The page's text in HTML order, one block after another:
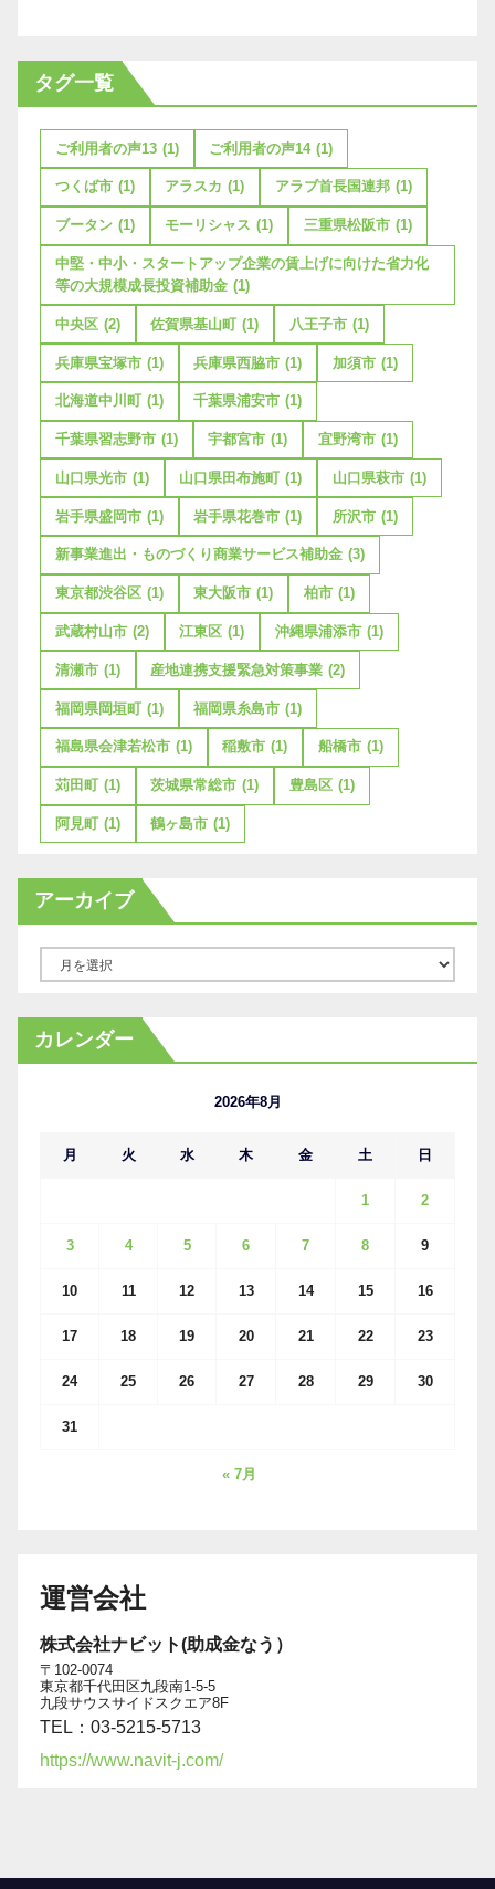
タグ一覧
ご利用者の声13 (1) ご利用者の声14 (1)
つくば市 (1) アラスカ (1) アラブ首長国連邦 (1)
ブータン (1) モーリシャス (1) 三重県松阪市 (1)
中堅・中小・スタートアップ企業の賃上げに向けた省力化
等の大規模成長投資補助金 (1)
中央区 (2) 佐賀県基山町 (1) 八王子市 (1)
兵庫県宝塚市 (1) 兵庫県西脇市 (1) 加須市 (1)
北海道中川町 (1) 千葉県浦安市 (1)
千葉県習志野市 (1) 宇都宮市 (1) 宜野湾市 (1)
山口県光市 (1) 山口県田布施町 (1) 山口県萩市 (1)
岩手県盛岡市 (1) 岩手県花巻市 (1) 所沢市 (1)
新事業進出・ものづくり商業サービス補助金 (3)
東京都渋谷区 (1) 東大阪市 (1) 柏市 (1)
武蔵村山市 (2) 江東区 (1) 沖縄県浦添市 (1)
清瀬市 (1) 産地連携支援緊急対策事業 (2)
福岡県岡垣町 (1) 福岡県糸島市 (1)
福島県会津若松市 (1) 稲敷市 (1) 船橋市 (1)
苅田町 (1) 茨城県常総市 (1) 豊島区 (1)
阿見町 (1) 鶴ヶ島市 (1)
アーカイブ
カ
イ
カレンダー
2026年8月
月 火 水 木 金 土 日
1 2
3 4 5 6 7 8 9
10 11 12 13 14 15 16
17 18 19 20 21 22 23
24 25 26 27 28 29 30
31
« 7月
運営会社
株式会社ナビット(助成金なう）
〒102-0074
東京都千代田区九段南1-5-5
九段サウスサイドスクエア8F
TEL：03-5215-5713
https://www.navit-j.com/